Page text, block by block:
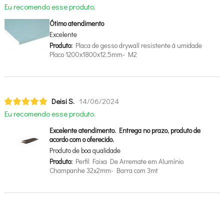
Eu recomendo esse produto.
Ótimo atendimento
Excelente
Produto:Placa de gesso drywall resistente á umidade
Placo 1200x1800x12,5mm- M2
Deisi S. 14/06/2024
Eu recomendo esse produto.
Excelente atendimento. Entrega no prazo, produto de
acordo com o oferecido.
Produto de boa qualidade
Produto:Perfil Faixa De Arremate em Alumínio
Champanhe 32x2mm- Barra com 3mt